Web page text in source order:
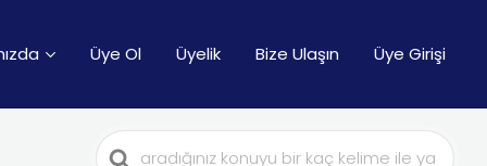
Üye Ol Üyelik Bize Ulaşın Üye Girişi
Search